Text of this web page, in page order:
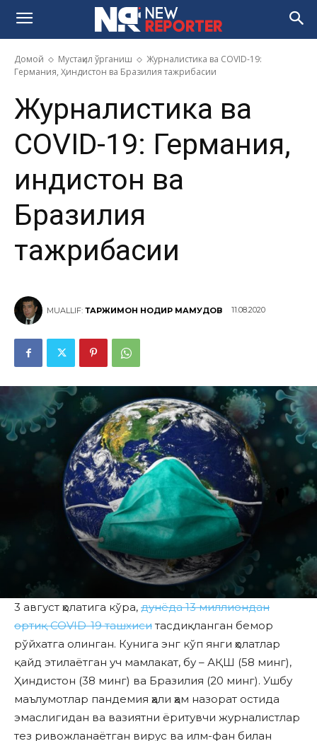
Домой Мустақил ўрганиш
Журналистика ва COVID-19:
Германия, Ҳиндистон ва Бразилия тажрибасии
Журналистика ва
COVID-19: Германия,
Ҳиндистон ва
Бразилия
тажрибасии
MUALLIF: ТАРЖИМОН НОДИР МАҲМУДОВ 11.08.2020
3 август ҳолатига кўра, дунёда 13 миллиондан
ортиқ COVID-19 ташхиси тасдиқланган бемор
рўйхатга олинган. Кунига энг кўп янги ҳолатлар
қайд этилаётган уч мамлакат, бу – АҚШ (58 минг),
Ҳиндистон (38 минг) ва Бразилия (20 минг). Ушбу
маълумотлар пандемия ҳали ҳам назорат остида
эмаслигидан ва вазиятни ёритувчи журналистлар
тез ривожланаётган вирус ва илм-фан билан